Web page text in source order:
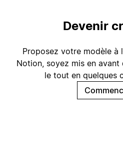
Devenir
Proposez votre modèle à
Notion, soyez mis en avant
le tout en quelques